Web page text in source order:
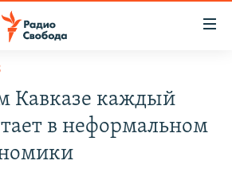
Кавказе каждый
в неформальном